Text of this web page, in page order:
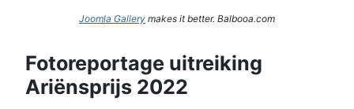
Joomla Gallery makes it better. Balbooa.com
Fotoreportage uitreiking
Ariënsprijs 2022